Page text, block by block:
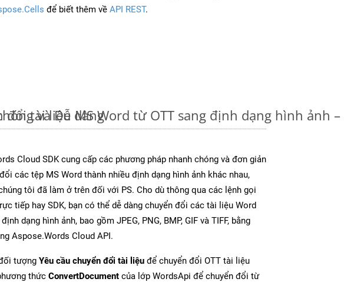
để biết thêm về API REST.
và Dễ dàng
đổi tài liệu MS Word từ OTT sang định dạng hình ảnh
Cloud SDK cung cấp các phương pháp nhanh chóng và đơn giản
các tệp MS Word thành nhiều định dạng hình ảnh khác nhau,
tôi đã làm ở trên đối với PS. Cho dù thông qua các lệnh gọi
tiếp hay SDK, bạn có thể dễ dàng chuyển đổi các tài liệu Word
dạng hình ảnh, bao gồm JPEG, PNG, BMP, GIF và TIFF, bằng
Aspose.Words Cloud API.
tượng Yêu cầu chuyển đổi tài liệu để chuyển đổi OTT tài liệu
thức ConvertDocument của lớp WordsApi để chuyển đổi từ